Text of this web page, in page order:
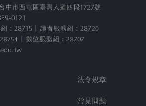
中市西屯區臺灣大道四段1727號
0121
組 : 28715 | 讀者服務組 : 28720
| 數位服務組 : 28707
法令規章
常見問題